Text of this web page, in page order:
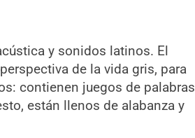
y sonidos latinos. El
de la vida gris, para
contienen juegos de palabras
están llenos de alabanza y